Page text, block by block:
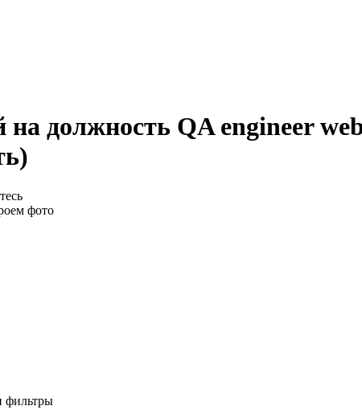
на должность QA engineer
фото
фильтры